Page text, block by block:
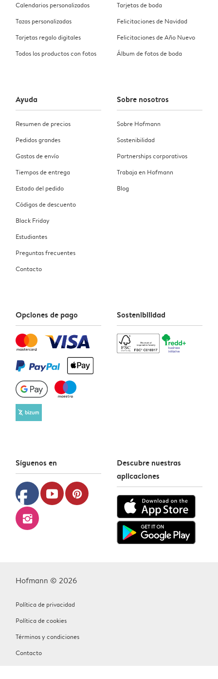
Calendarios personalizados
Tazas personalizadas
Tarjetas regalo digitales
Todos los productos con fotos
Tarjetas de boda
Felicitaciones de Navidad
Felicitaciones de Año Nuevo
Álbum de fotos de boda
Ayuda
Resumen de precios
Pedidos grandes
Gastos de envío
Tiempos de entrega
Estado del pedido
Códigos de descuento
Black Friday
Estudiantes
Preguntas frecuentes
Contacto
Sobre nosotros
Sobre Hofmann
Sostenibilidad
Partnerships corporativos
Trabaja en Hofmann
Blog
Opciones de pago Sostenibilidad
Síguenos en
facebook youtube pinterest
instagram
Descubre nuestras
aplicaciones
Hofmann © 2026
Política de privacidad
Política de cookies
Términos y condiciones
Contacto